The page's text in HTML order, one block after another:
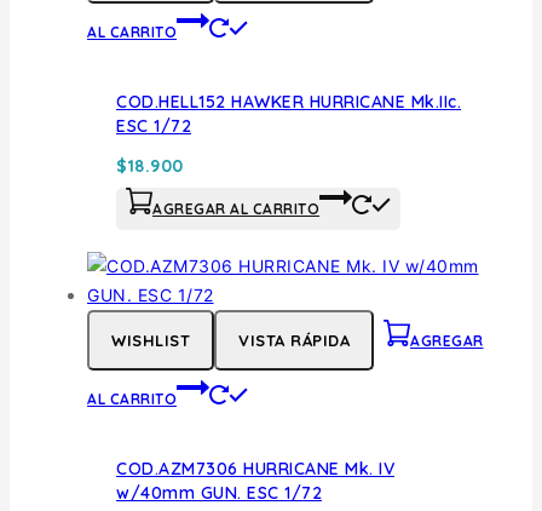
AL CARRITO
COD.HELL152 HAWKER HURRICANE Mk.IIc.
ESC 1/72
$18.900
AGREGAR AL CARRITO
WISHLIST VISTA RÁPIDA AGREGAR
AL CARRITO
COD.AZM7306 HURRICANE Mk. IV
w/40mm GUN. ESC 1/72